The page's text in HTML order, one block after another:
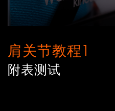
肩关节教程1
附表测试